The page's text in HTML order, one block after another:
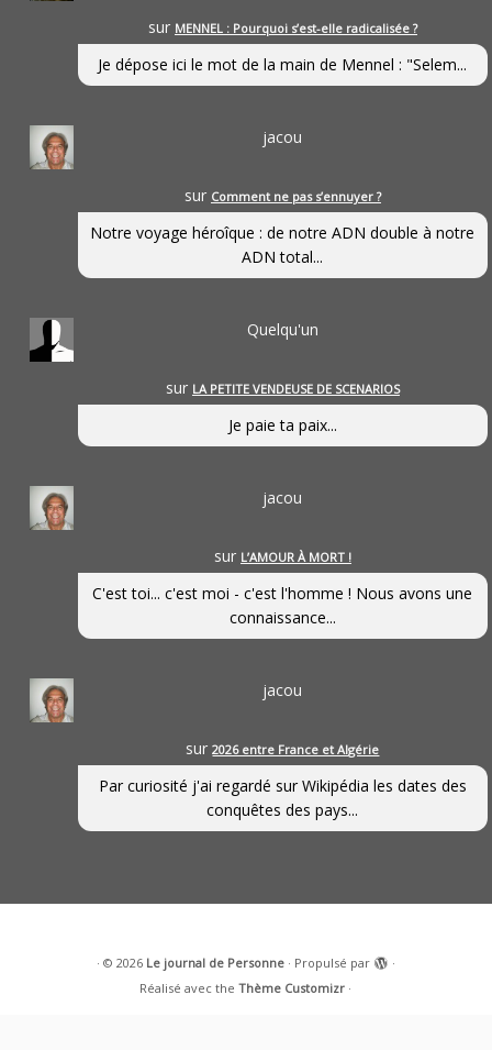
sur MENNEL : Pourquoi s’est-elle radicalisée ?
Je dépose ici le mot de la main de Mennel : "Selem...
jacou
sur Comment ne pas s’ennuyer ?
Notre voyage héroîque : de notre ADN double à notre
ADN total...
Quelqu'un
sur LA PETITE VENDEUSE DE SCENARIOS
Je paie ta paix...
jacou
sur L’AMOUR À MORT !
C'est toi... c'est moi - c'est l'homme ! Nous avons une
connaissance...
jacou
sur2026 entre France et Algérie
Par curiosité j'ai regardé sur Wikipédia les dates des
conquêtes des pays...
· © 2026 Le journal de Personne· Propulsé par
·
Réalisé avec theThème Customizr ·